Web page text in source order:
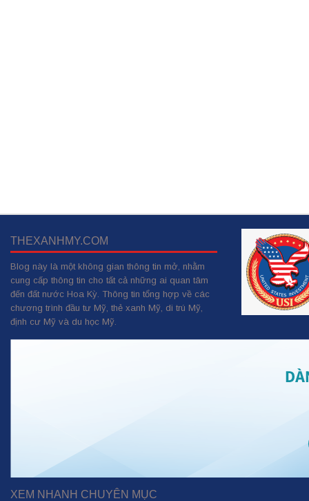
THEXANHMY.COM
Blog này là một không gian thông tin mở, nhằm
cung cấp thông tin cho tất cả những ai quan tâm
đến đất nước Hoa Kỳ. Thông tin tổng hợp về các
chương trình đầu tư Mỹ, thẻ xanh Mỹ, di trú Mỹ,
định cư Mỹ và du học Mỹ.
XEM NHANH CHUYÊN MỤC